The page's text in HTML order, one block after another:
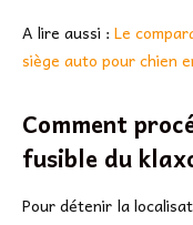
A lire aussi : Le
siège auto pour chien
Comment
fusible du
Pour détenir la